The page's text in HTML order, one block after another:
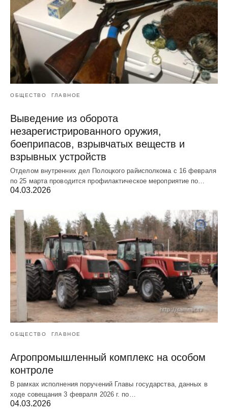
ОБЩЕСТВО ГЛАВНОЕ
Выведение из оборота
незарегистрированного оружия,
боеприпасов, взрывчатых веществ и
взрывных устройств
Отделом внутренних дел Полоцкого райисполкома с 16 февраля
по 25 марта проводится профилактическое мероприятие по…
04.03.2026
ОБЩЕСТВО ГЛАВНОЕ
Агропромышленный комплекс на особом
контроле
В рамках исполнения поручений Главы государства, данных в
ходе совещания 3 февраля 2026 г. по…
04.03.2026